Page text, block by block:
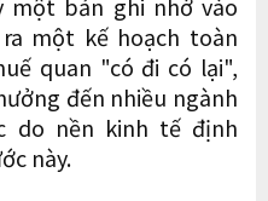
một bản ghi nhớ vào
một kế hoạch toàn
quan "có đi có lại",
đến nhiều ngành
do nền kinh tế định
này.